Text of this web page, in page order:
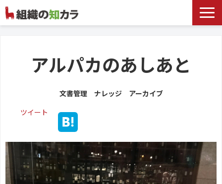
お役立ち記事
記事カテゴリ一覧
お客様事例
アルパカのあしあと
文書管理 ナレッジ アーカイブ
ツイート